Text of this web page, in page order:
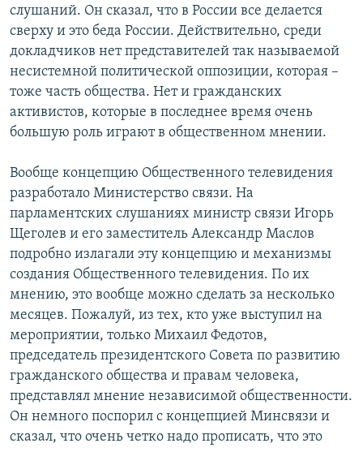
слушаний. Он сказал, что в России все делается
сверху и это беда России. Действительно, среди
докладчиков нет представителей так называемой
несистемной политической оппозиции, которая –
тоже часть общества. Нет и гражданских
активистов, которые в последнее время очень
большую роль играют в общественном мнении.
Вообще концепцию Общественного телевидения
разработало Министерство связи. На
парламентских слушаниях министр связи Игорь
Щеголев и его заместитель Александр Маслов
подробно излагали эту концепцию и механизмы
создания Общественного телевидения. По их
мнению, это вообще можно сделать за несколько
месяцев. Пожалуй, из тех, кто уже выступил на
мероприятии, только Михаил Федотов,
председатель президентского Совета по развитию
гражданского общества и правам человека,
представлял мнение независимой общественности.
Он немного поспорил с концепцией Минсвязи и
сказал, что очень четко надо прописать, что это